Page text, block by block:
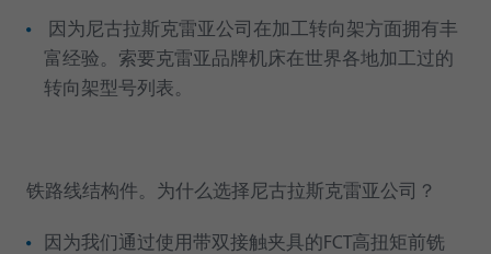
因为尼古拉斯克雷亚公司在加工转向架方面拥有丰
富经验。索要克雷亚品牌机床在世界各地加工过的
转向架型号列表。
铁路线结构件。为什么选择尼古拉斯克雷亚公司？
因为我们通过使用带双接触夹具的FCT高扭矩前铣